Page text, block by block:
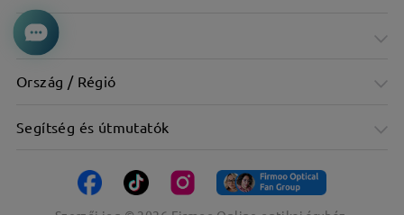
Cég
Ország / Régió
Segítség és útmutatók